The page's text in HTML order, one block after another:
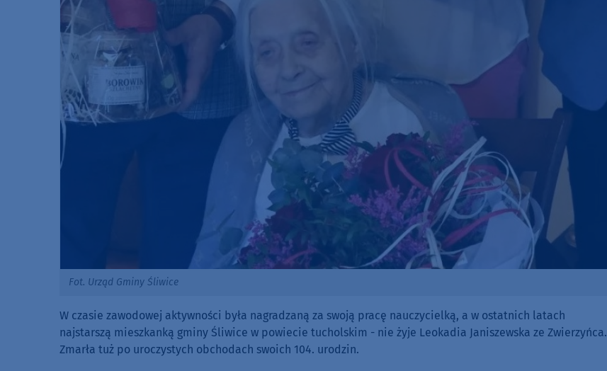
Fot. Urząd Gminy Śliwice
W czasie zawodowej aktywności była nagradzaną za swoją pracę nauczycielką, a w ostatnich latach
najstarszą mieszkanką gminy Śliwice w powiecie tucholskim - nie żyje Leokadia Janiszewska ze Zwierzyńca.
Zmarła tuż po uroczystych obchodach swoich 104. urodzin.